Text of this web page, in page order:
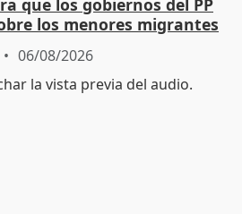
que los gobiernos del PP
los menores migrantes
06/08/2026